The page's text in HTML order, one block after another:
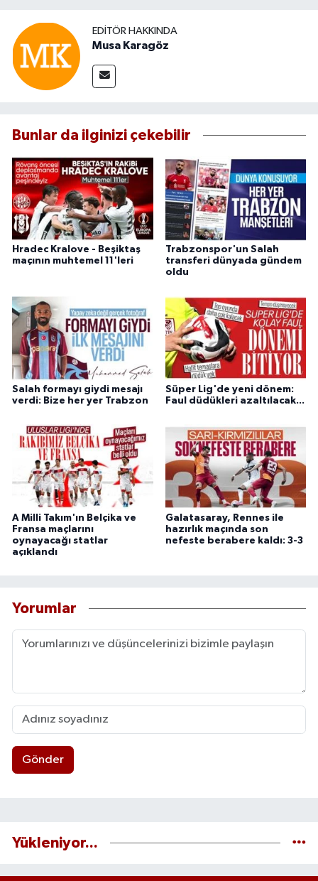
EDITÖR HAKKINDA
Musa Karagöz
Bunlar da ilginizi çekebilir
Hradec Kralove - Beşiktaş
maçının muhtemel 11'leri
Trabzonspor'un Salah
transferi dünyada gündem
oldu
Salah formayı giydi mesajı
verdi: Bize her yer Trabzon
Süper Lig'de yeni dönem:
Faul düdükleri azaltılacak...
A Milli Takım'ın Belçika ve
Fransa maçlarını
oynayacağı statlar
açıklandı
Galatasaray, Rennes ile
hazırlık maçında son
nefeste berabere kaldı: 3-3
Yorumlar
Gönder
Yükleniyor...